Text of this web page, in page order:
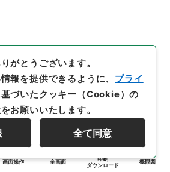
画面操作 全画面
印刷
ダウンロード
概観図
がとうございます。
報を提供できるように、 プライ
基づいたクッキー（Cookie）の
お願いいたします。
全て同意